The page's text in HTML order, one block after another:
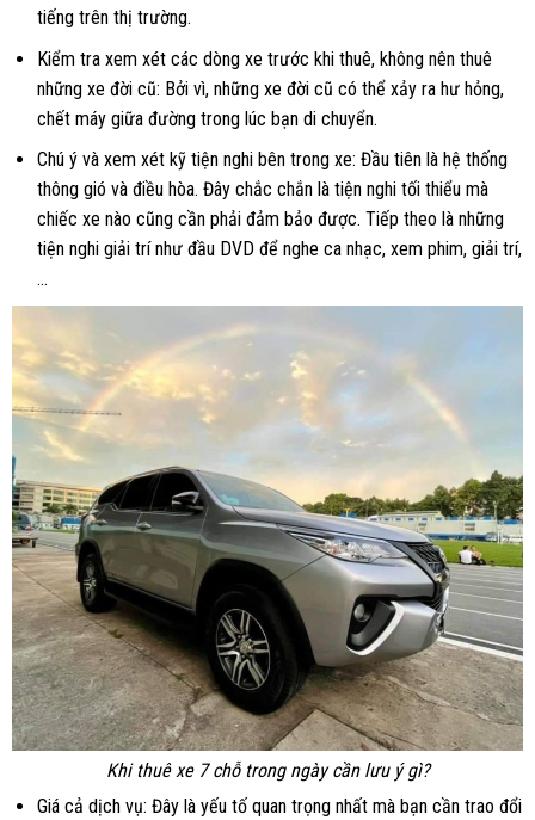
tiếng trên thị trường.
Kiểm tra xem xét các dòng xe trước khi thuê, không nên thuê
những xe đời cũ: Bởi vì, những xe đời cũ có thể xảy ra hư hỏng,
chết máy giữa đường trong lúc bạn di chuyển.
Chú ý và xem xét kỹ tiện nghi bên trong xe: Đầu tiên là hệ thống
thông gió và điều hòa. Đây chắc chắn là tiện nghi tối thiểu mà
chiếc xe nào cũng cần phải đảm bảo được. Tiếp theo là những
tiện nghi giải trí như đầu DVD để nghe ca nhạc, xem phim, giải trí,
…
Khi thuê xe 7 chỗ trong ngày cần lưu ý gì?
Giá cả dịch vụ: Đây là yếu tố quan trọng nhất mà bạn cần trao đổi